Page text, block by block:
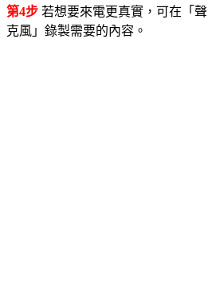
第4步 若想要來電更真實，可在「
克風」錄製需要的內容。